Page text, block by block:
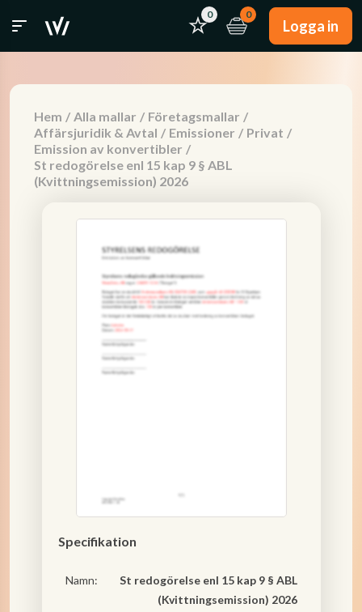
0 0
Logga in
Hem / Alla mallar / Företagsmallar /
Affärsjuridik & Avtal / Emissioner / Privat /
Emission av konvertibler /
St redogörelse enl 15 kap 9 § ABL
(Kvittningsemission) 2026
Specifikation
Namn:
St redogörelse enl 15 kap 9 § ABL
(Kvittningsemission) 2026